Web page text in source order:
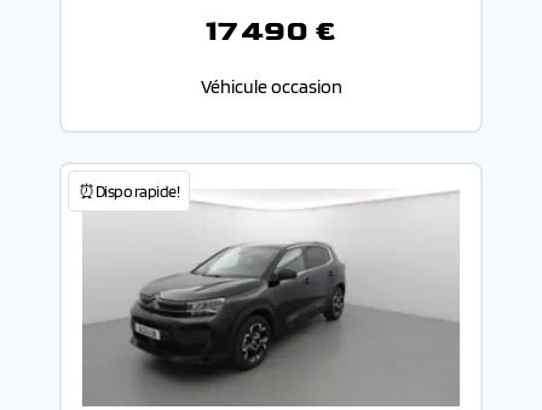
17 490 €
Véhicule occasion
⏰Dispo rapide!